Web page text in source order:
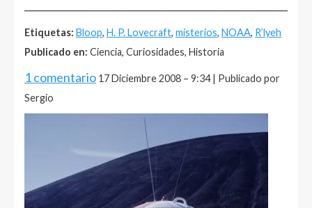
Etiquetas: Bloop, H. P. Lovecraft, misterios, NOAA, R’lyeh
Publicado en: Ciencia, Curiosidades, Historia
1 comentario 17 Diciembre 2008 – 9:34 | Publicado por
Sergio